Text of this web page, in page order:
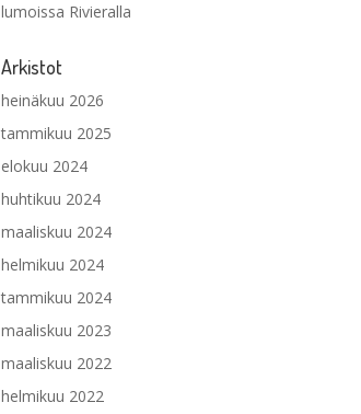
lumoissa Rivieralla
Arkistot
heinäkuu 2026
tammikuu 2025
elokuu 2024
huhtikuu 2024
maaliskuu 2024
helmikuu 2024
tammikuu 2024
maaliskuu 2023
maaliskuu 2022
helmikuu 2022